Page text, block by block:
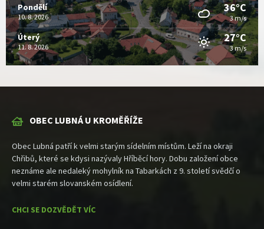
Pondělí
10. 8. 2026
36°C
3 m/s
Úterý
11. 8. 2026
27°C
3 m/s
OBEC LUBNÁ U KROMĚŘÍŽE
Obec Lubná patří k velmi starým sídelním místům. Leží na okraji
Chřibů, které se kdysi nazývaly Hříběcí hory. Dobu založení obce
neznáme ale nedaleký mohylník na Tabarkách z 9. století svědčí o
velmi starém slovanském osídlení.
CHCI SE DOZVĚDĚT VÍC